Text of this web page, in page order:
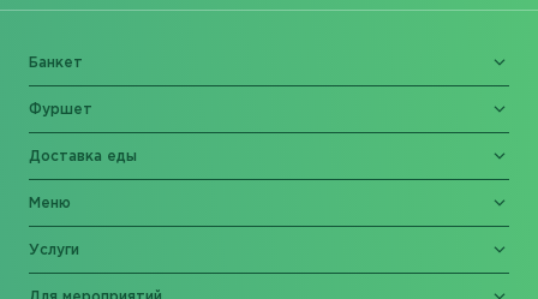
Банкет
Фуршет
Доставка еды
Меню
Услуги